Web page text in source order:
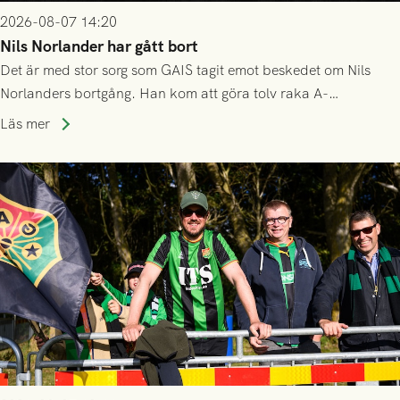
2026-08-07 14:20
Nils Norlander har gått bort
Det är med stor sorg som GAIS tagit emot beskedet om Nils
Norlanders bortgång. Han kom att göra tolv raka A-
lagssäsonger i Grönsvart och är en av få spelare som i GAIS
Läs mer